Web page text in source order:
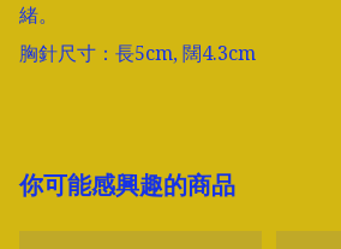
緒。
胸針尺寸：長5cm, 闊4.3cm
你可能感興趣的商品